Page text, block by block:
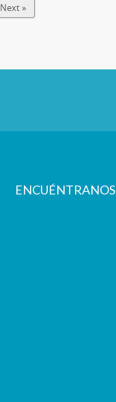
Next »
ENCUÉNTRANOS